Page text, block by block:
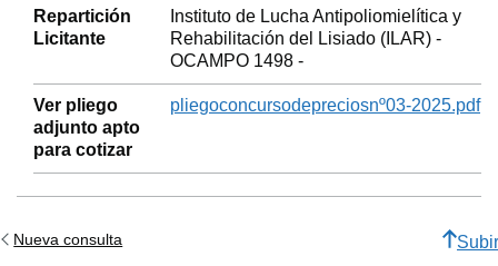
Repartición
Licitante
Instituto de Lucha Antipoliomielítica y
Rehabilitación del Lisiado (ILAR) -
OCAMPO 1498 -
Ver pliego
adjunto apto
para cotizar
pliegoconcursodepreciosnº03-2025.pdf
Nueva consulta Subir